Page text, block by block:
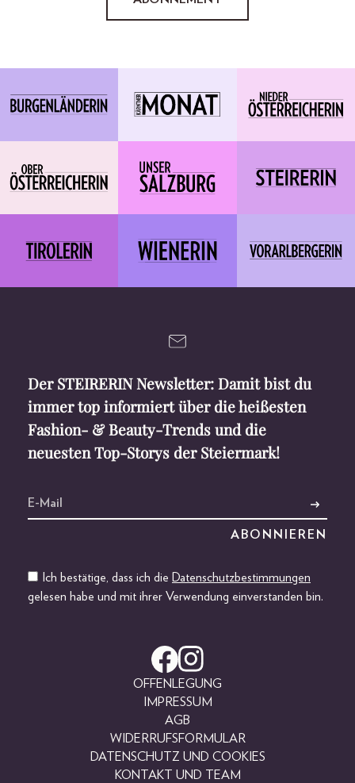
Der STEIRERIN Newsletter: Damit bist du
immer top informiert über die heißesten
Fashion- & Beauty-Trends und die
neuesten Top-Storys der Steiermark!
Ich bestätige, dass ich die Datenschutzbestimmungen
gelesen habe und mit ihrer Verwendung einverstanden bin.
OFFENLEGUNG
IMPRESSUM
AGB
WIDERRUFSFORMULAR
DATENSCHUTZ UND COOKIES
KONTAKT UND TEAM